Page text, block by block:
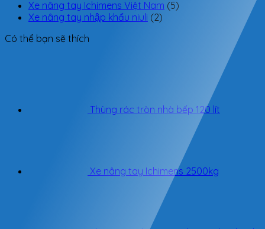
Xe nâng tay Ichimens Việt Nam (5)
Xe nâng tay nhập khẩu niuli (2)
Có thể bạn sẽ thích
Thùng rác tròn nhà bếp 120 lít
Xe nâng tay Ichimens 2500kg